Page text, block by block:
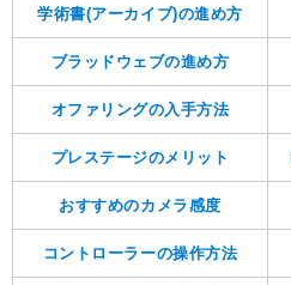
学術書(アーカイブ)の進め方
ブラッドウェブの進め方
オファリングの入手方法
プレステージのメリット
おすすめのカメラ感度
コントローラーの操作方法